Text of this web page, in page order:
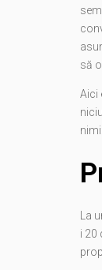
să
Aici
La
i 20